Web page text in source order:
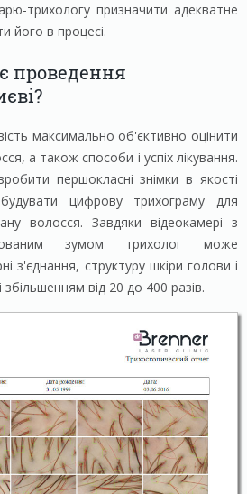
трихологу призначити адекватне
його в процесі.
проведення
максимально об'єктивно оцінити
а також способи і успіх лікування.
першокласні знімки в якості
цифрову трихограму для
волосся. Завдяки відеокамері з
зумом трихолог може
з'єднання, структуру шкіри голови і
збільшенням від 20 до 400 разів.